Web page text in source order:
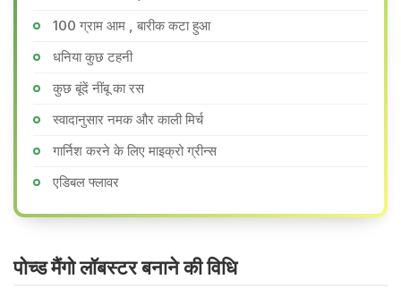
100 ग्राम आम , बारीक कटा हुआ
धनिया कुछ टहनी
कुछ बूंदें नींबू का रस
स्वादानुसार नमक और काली मिर्च
गार्निश करने के लिए माइक्रो ग्रीन्स
एडिबल फ्लावर
पोच्ड मैंगो लॉबस्टर बनाने की वि​धि